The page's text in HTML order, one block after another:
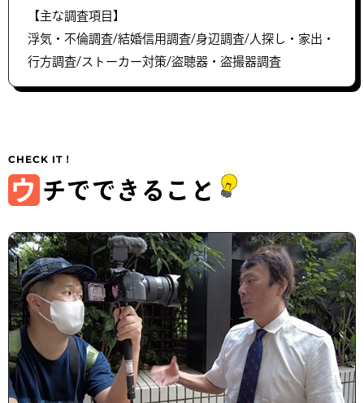
【主な調査項目】
浮気・不倫調査/結婚信用調査/身辺調査/人探し・家出・
行方調査/ストーカー対策/盗聴器・盗撮器調査
ウ チでできること